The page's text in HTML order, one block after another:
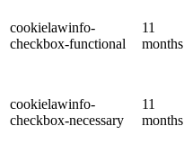
cookielawinfo-
checkbox-functional
11
months
cookielawinfo-
checkbox-necessary
11
months